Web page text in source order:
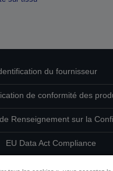
du fournisseur
de conformité des
Renseignement sur la
EU Data Act Compliance
nous au sujet de vos